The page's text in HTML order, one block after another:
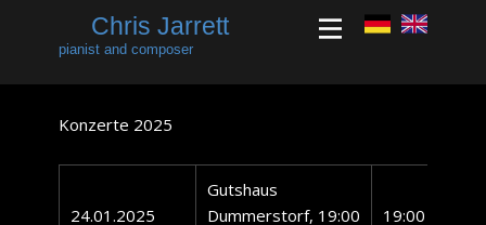
Chris Jarrett
pianist and composer
Konzerte 2025
24.01.2025
Gutshaus
Dummerstorf, 19:00
19:00 Uhr